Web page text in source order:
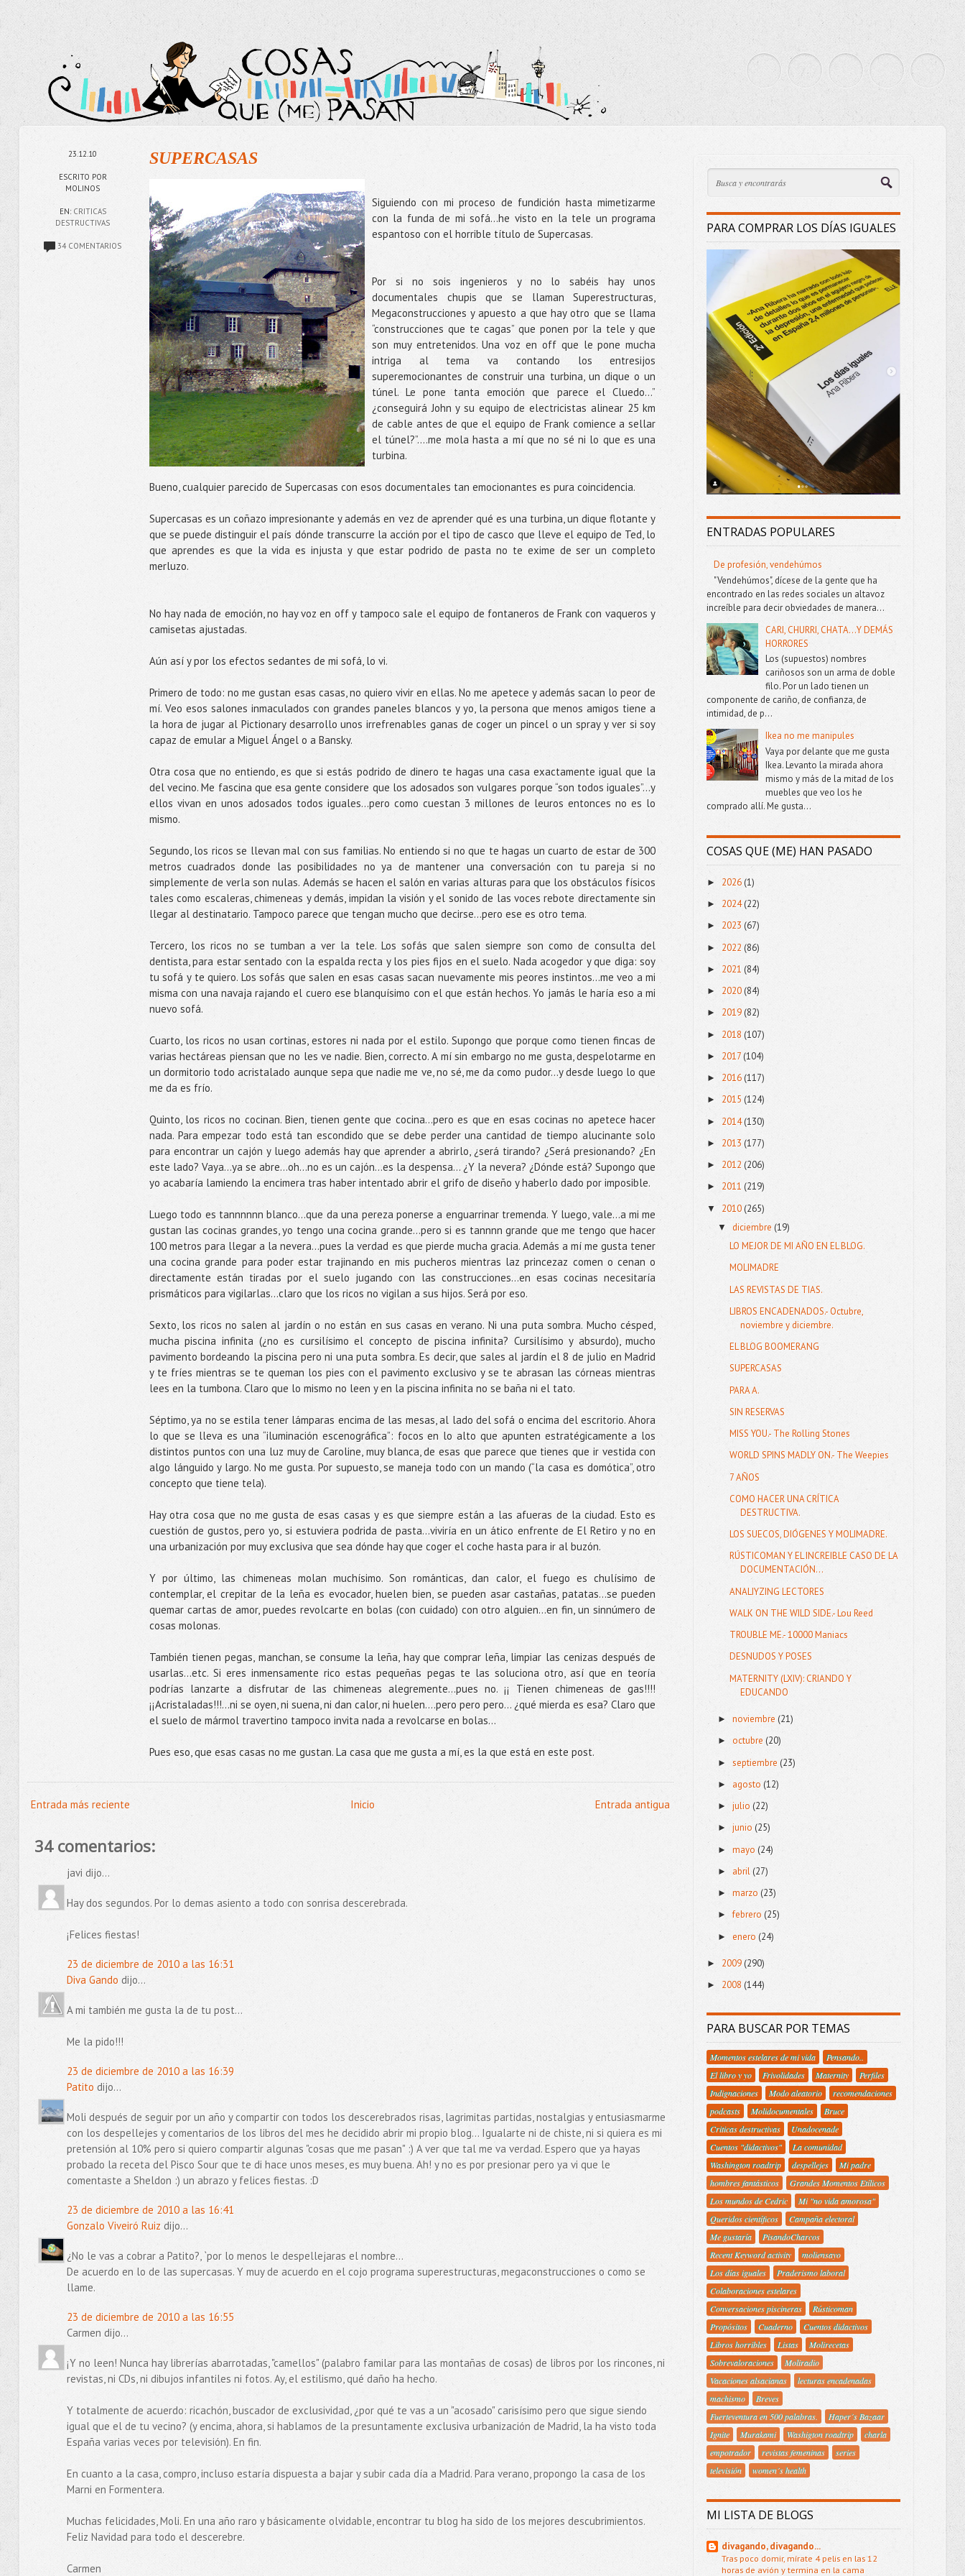
23.12.10
ESCRITO POR
MOLINOS
EN: CRITICAS
DESTRUCTIVAS
34 COMENTARIOS
SUPERCASAS
Siguiendo con mi proceso de fundición hasta mimetizarme
con la funda de mi sofá…he visto en la tele un programa
espantoso con el horrible título de Supercasas.
Por si no sois ingenieros y no lo sabéis hay unos
documentales chupis que se llaman Superestructuras,
Megaconstrucciones y apuesto a que hay otro que se llama
“construcciones que te cagas” que ponen por la tele y que
son muy entretenidos. Una voz en off que le pone mucha
intriga al tema va contando los entresijos
superemocionantes de construir una turbina, un dique o un
túnel. Le pone tanta emoción que parece el Cluedo…”
¿conseguirá John y su equipo de electricistas alinear 25 km
de cable antes de que el equipo de Frank comience a sellar
el túnel?”….me mola hasta a mí que no sé ni lo que es una
turbina.
Bueno, cualquier parecido de Supercasas con esos documentales tan emocionantes es pura coincidencia.
Supercasas es un coñazo impresionante y además en vez de aprender qué es una turbina, un dique flotante y
que se puede distinguir el país dónde transcurre la acción por el tipo de casco que lleve el equipo de Ted, lo
que aprendes es que la vida es injusta y que estar podrido de pasta no te exime de ser un completo
merluzo.
No hay nada de emoción, no hay voz en off y tampoco sale el equipo de fontaneros de Frank con vaqueros y
camisetas ajustadas.
Aún así y por los efectos sedantes de mi sofá, lo vi.
Primero de todo: no me gustan esas casas, no quiero vivir en ellas. No me apetece y además sacan lo peor de
mí. Veo esos salones inmaculados con grandes paneles blancos y yo, la persona que menos amigos tiene a
la hora de jugar al Pictionary desarrollo unos irrefrenables ganas de coger un pincel o un spray y ver si soy
capaz de emular a Miguel Ángel o a Bansky.
Otra cosa que no entiendo, es que si estás podrido de dinero te hagas una casa exactamente igual que la
del vecino. Me fascina que esa gente considere que los adosados son vulgares porque “son todos iguales”…y
ellos vivan en unos adosados todos iguales…pero como cuestan 3 millones de leuros entonces no es lo
mismo.
Segundo, los ricos se llevan mal con sus familias. No entiendo si no que te hagas un cuarto de estar de 300
metros cuadrados donde las posibilidades no ya de mantener una conversación con tu pareja si no
simplemente de verla son nulas. Además se hacen el salón en varias alturas para que los obstáculos físicos
tales como escaleras, chimeneas y demás, impidan la visión y el sonido de las voces rebote directamente sin
llegar al destinatario. Tampoco parece que tengan mucho que decirse…pero ese es otro tema.
Tercero, los ricos no se tumban a ver la tele. Los sofás que salen siempre son como de consulta del
dentista, para estar sentado con la espalda recta y los pies fijos en el suelo. Nada acogedor y que diga: soy
tu sofá y te quiero. Los sofás que salen en esas casas sacan nuevamente mis peores instintos…me veo a mi
misma con una navaja rajando el cuero ese blanquísimo con el que están hechos. Yo jamás le haría eso a mi
nuevo sofá.
Cuarto, los ricos no usan cortinas, estores ni nada por el estilo. Supongo que porque como tienen fincas de
varias hectáreas piensan que no les ve nadie. Bien, correcto. A mí sin embargo no me gusta, despelotarme en
un dormitorio todo acristalado aunque sepa que nadie me ve, no sé, me da como pudor…y desde luego lo que
me da es frío.
Quinto, los ricos no cocinan. Bien, tienen gente que cocina…pero es que en esas cocinas no apetece hacer
nada. Para empezar todo está tan escondido que se debe perder una cantidad de tiempo alucinante solo
para encontrar un cajón y luego además hay que aprender a abrirlo, ¿será tirando? ¿Será presionando? ¿En
este lado? Vaya...ya se abre...oh...no es un cajón…es la despensa… ¿Y la nevera? ¿Dónde está? Supongo que
yo acabaría lamiendo la encimera tras haber intentado abrir el grifo de diseño y haberlo dado por imposible.
Luego todo es tannnnnn blanco…que da una pereza ponerse a enguarrinar tremenda. Y luego, vale...a mi me
gustan las cocinas grandes, yo tengo una cocina grande…pero si es tannnn grande que me tengo que hacer
100 metros para llegar a la nevera...pues la verdad es que pierde mucha gracia. Además a mí me gusta tener
una cocina grande para poder estar trajinando en mis pucheros mientras laz princezaz comen o cenan o
directamente están tiradas por el suelo jugando con las construcciones…en esas cocinas necesitaría
prismáticos para vigilarlas…claro que los ricos no vigilan a sus hijos. Será por eso.
Sexto, los ricos no salen al jardín o no están en sus casas en verano. Ni una puta sombra. Mucho césped,
mucha piscina infinita (¿no es cursilísimo el concepto de piscina infinita? Cursilísimo y absurdo), mucho
pavimento bordeando la piscina pero ni una puta sombra. Es decir, que sales al jardín el 8 de julio en Madrid
y te fríes mientras se te queman los pies con el pavimento exclusivo y se te abrasan las córneas mientras
lees en la tumbona. Claro que lo mismo no leen y en la piscina infinita no se baña ni el tato.
Séptimo, ya no se estila tener lámparas encima de las mesas, al lado del sofá o encima del escritorio. Ahora
lo que se lleva es una “iluminación escenográfica”: focos en lo alto que apunten estratégicamente a los
distintos puntos con una luz muy de Caroline, muy blanca, de esas que parece que tienes que ir vestida con
algo lánguido y largo. No me gusta. Por supuesto, se maneja todo con un mando (“la casa es domótica”, otro
concepto que tiene tela).
Hay otra cosa que no me gusta de esas casas y es que siempre están a las afueras de la ciudad. Esto es
cuestión de gustos, pero yo, si estuviera podrida de pasta...viviría en un ático enfrente de El Retiro y no en
una urbanización por muy exclusiva que sea dónde hay que coger el coche hasta para ir al buzón.
Y por último, las chimeneas molan muchísimo. Son románticas, dan calor, el fuego es chulísimo de
contemplar, el crepitar de la leña es evocador, huelen bien, se pueden asar castañas, patatas…se pueden
quemar cartas de amor, puedes revolcarte en bolas (con cuidado) con otro alguien…en fin, un sinnúmero de
cosas molonas.
También tienen pegas, manchan, se consume la leña, hay que comprar leña, limpiar las cenizas después de
usarlas…etc. Si eres inmensamente rico estas pequeñas pegas te las soluciona otro, así que en teoría
podrías lanzarte a disfrutar de las chimeneas alegremente…pues no. ¡¡ Tienen chimeneas de gas!!!!
¡¡Acristaladas!!!...ni se oyen, ni suena, ni dan calor, ni huelen….pero pero pero... ¿qué mierda es esa? Claro que
el suelo de mármol travertino tampoco invita nada a revolcarse en bolas…
Pues eso, que esas casas no me gustan. La casa que me gusta a mí, es la que está en este post.
Entrada más reciente Entrada antigua
Inicio
34 comentarios:
javi dijo...
Hay dos segundos. Por lo demas asiento a todo con sonrisa descerebrada.
¡Felices fiestas!
23 de diciembre de 2010 a las 16:31
Diva Gando dijo...
A mi también me gusta la de tu post...
Me la pido!!!
23 de diciembre de 2010 a las 16:39
Patito dijo...
Moli después de seguir por un año y compartir con todos los descerebrados risas, lagrimitas partidas, nostalgias y entusiasmarme
con los despellejes y comentarios de los libros del mes he decidido abrir mi propio blog... Igualarte ni de chiste, ni si quiera es mi
pretensión al 10% pero si quiero compartir algunas "cosas que me pasan" :) A ver que tal me va verdad. Espero que ya hayas
probado la receta del Pisco Sour que te di hace unos meses, es muy buena. Ah! y no es por presionar pero ya vi que le
comentaste a Sheldon :) un abrazo y felices fiestas. :D
23 de diciembre de 2010 a las 16:41
Gonzalo Viveiró Ruiz dijo...
¿No le vas a cobrar a Patito?, `por lo menos le despellejaras el nombre...
De acuerdo en lo de las supercasas. Y muy de acuerdo en el cojo programa superestructuras, megaconstrucciones o como se
llame.
23 de diciembre de 2010 a las 16:55
Carmen dijo...
¡Y no leen! Nunca hay librerías abarrotadas, "camellos" (palabro familar para las montañas de cosas) de libros por los rincones, ni
revistas, ni CDs, ni dibujos infantiles ni fotos. Ay, el estilismo, qué daño ha hecho.
Y totalmente de acuerdo: ricachón, buscador de exclusividad, ¿por qué te vas a un "acosado" carisísimo pero que sigue siendo
igual que el de tu vecino? (y encima, ahora, si hablamos de la presuntamente exclusiva urbanización de Madrid, la ha visto toda
España varias veces por televisión). En fin.
En cuanto a la casa, compro, incluso estaría dispuesta a bajar y subir cada día a Madrid. Para verano, propongo la casa de los
Marni en Formentera.
Muchas felicidades, Moli. En una año raro y básicamente olvidable, encontrar tu blog ha sido de los mejores descubrimientos.
Feliz Navidad para todo el descerebre.
Carmen
PARA COMPRAR LOS DÍAS IGUALES
ENTRADAS POPULARES
De profesión, vendehúmos
"Vendehúmos", dícese de la gente que ha
encontrado en las redes sociales un altavoz
increíble para decir obviedades de manera...
CARI, CHURRI, CHATA...Y DEMÁS
HORRORES
Los (supuestos) nombres
cariñosos son un arma de doble
filo. Por un lado tienen un
componente de cariño, de confianza, de
intimidad, de p...
Ikea no me manipules
Vaya por delante que me gusta
Ikea. Levanto la mirada ahora
mismo y más de la mitad de los
muebles que veo los he
comprado allí. Me gusta...
COSAS QUE (ME) HAN PASADO
► 2026 (1)
► 2024(22)
► 2023 (67)
► 2022 (86)
► 2021 (84)
► 2020(84)
► 2019(82)
► 2018 (107)
► 2017 (104)
► 2016(117)
► 2015 (124)
► 2014(130)
► 2013 (177)
► 2012 (206)
► 2011 (219)
▼ 2010(265)
▼ diciembre (19)
LO MEJOR DE MI AÑO EN EL BLOG.
MOLIMADRE
LAS REVISTAS DE TIAS.
LIBROS ENCADENADOS.- Octubre,
noviembre y diciembre.
EL BLOG BOOMERANG
SUPERCASAS
PARA A.
SIN RESERVAS
MISS YOU.- The Rolling Stones
WORLD SPINS MADLY ON.- The Weepies
7 AÑOS
COMO HACER UNA CRÍTICA
DESTRUCTIVA.
LOS SUECOS, DIÓGENES Y MOLIMADRE.
RÚSTICOMAN Y EL INCREIBLE CASO DE LA
DOCUMENTACIÓN...
ANALIYZING LECTORES
WALK ON THE WILD SIDE.- Lou Reed
TROUBLE ME.- 10000 Maniacs
DESNUDOS Y POSES
MATERNITY (LXIV): CRIANDO Y
EDUCANDO
►noviembre (21)
► octubre(20)
► septiembre(23)
► agosto (12)
►julio (22)
►junio(25)
►mayo(24)
► abril(27)
►marzo (23)
►febrero (25)
►enero(24)
► 2009 (290)
► 2008 (144)
PARA BUSCAR POR TEMAS
Momentos estelares de mi vida
Pensando..
El libro y yo
Frivolidades Maternity
Perfiles
Indignaciones
Modo aleatorio
recomendaciones
podcasts
Molidocumentales
Bruce
Criticas destructivas
Unadocenade
Cuentos "didactivos"
La comunidad
Washington roadtrip
despellejes
Mi padre
hombres fantásticos
Grandes Momentos Etílicos
Los mundos de Cedric
Mi "no vida amorosa"
Queridos científicos
Campaña electoral
Me gustaría
PisandoCharcos
Recent Keyword activity
moliensayo
Los días iguales
Praderismo laboral
Colaboraciones estelares
Conversaciones piscineras
Rústicoman
Propósitos
Cuaderno
Cuentos didactivos
Libros horribles
Listas
Molirecetas
Sobrevaloraciones
Moliradio
Vacaciones alsacianas
lecturas encadenadas
machismo
Breves
Fuerteventura en 500 palabras.
Haper´s Bazaar
Ignite
Murakami Washigton roadtrip
charla
empotrador
revistas femeninas
series
televisión
women´s health
MI LISTA DE BLOGS
divagando, divagando...
Tras poco domir, mírate 4 pelis en las 12
horas de avión y termina en la cama